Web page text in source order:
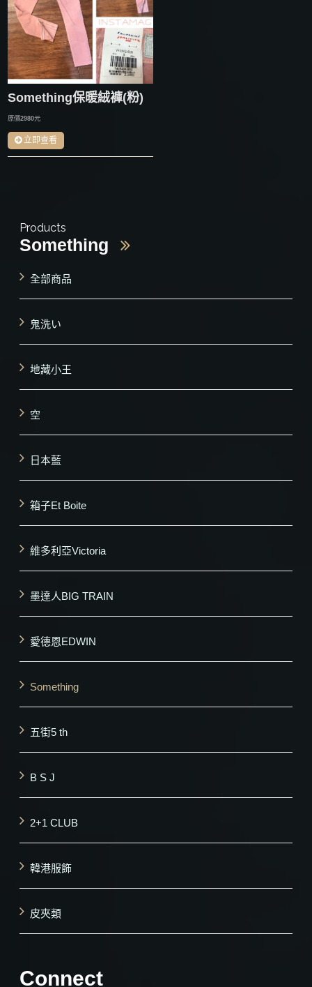
Something保暖絨褲(粉)
原價2980元
立即查看
Products
Something
全部商品
鬼洗い
地藏小王
空
日本藍
箱子Et Boite
維多利亞Victoria
墨達人BIG TRAIN
愛德恩EDWIN
Something
五街5 th
B S J
2+1 CLUB
韓港服飾
皮夾類
Connect